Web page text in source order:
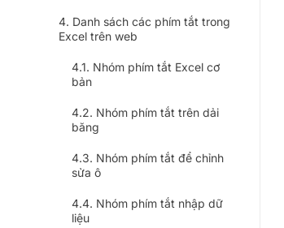
Danh sách các phím tắt trong
Excel trên web
Nhóm phím tắt Excel cơ
bản
Nhóm phím tắt trên dải
băng
Nhóm phím tắt để chỉnh
sửa ô
Nhóm phím tắt nhập dữ
liệu